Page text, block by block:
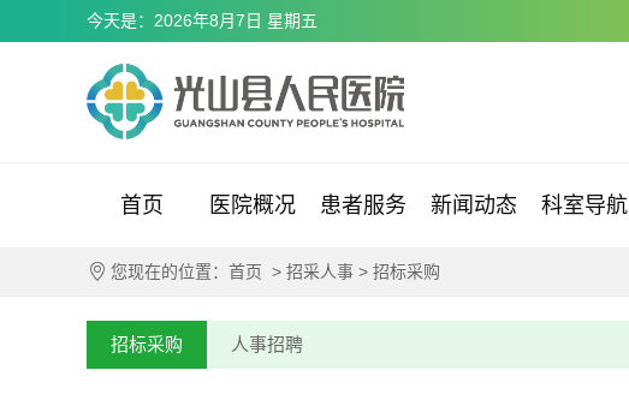
今天是：2026年8月7日 星期五
首页 医院概况 患者服务 新闻动态 科室导航
您现在的位置： 首页 > 招采人事 > 招标采购
招标采购 人事招聘